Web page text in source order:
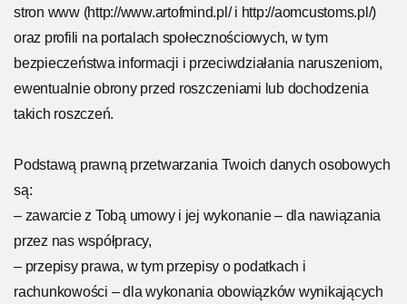
stron www (http://www.artofmind.pl/ i http://aomcustoms.pl/)
oraz profili na portalach społecznościowych, w tym
bezpieczeństwa informacji i przeciwdziałania naruszeniom,
ewentualnie obrony przed roszczeniami lub dochodzenia
takich roszczeń.
Podstawą prawną przetwarzania Twoich danych osobowych
są:
– zawarcie z Tobą umowy i jej wykonanie – dla nawiązania
przez nas współpracy,
– przepisy prawa, w tym przepisy o podatkach i
rachunkowości – dla wykonania obowiązków wynikających